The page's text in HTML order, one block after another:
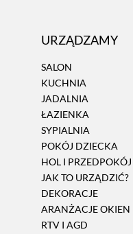
URZĄDZAMY
SALON
KUCHNIA
JADALNIA
ŁAZIENKA
SYPIALNIA
POKÓJ DZIECKA
HOL I PRZEDPOKÓJ
JAK TO URZĄDZIĆ?
DEKORACJE
ARANŻACJE OKIEN
RTV I AGD